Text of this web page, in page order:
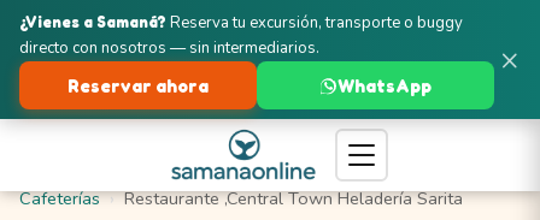
Turismo en Samaná
Santa Bárbara de Samaná
Cafeterías
Restaurante ,Central Town Heladería Sarita
×
¿Vienes a Samaná? Reserva tu excursión, transporte o buggy
directo con nosotros — sin intermediarios.
Reservar ahora WhatsApp